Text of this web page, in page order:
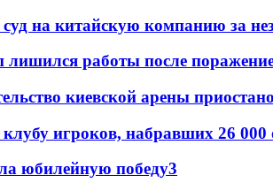
на китайскую компанию за
лишился работы после
киевской арены
игроков, набравших 26 000
юбилейную победу3